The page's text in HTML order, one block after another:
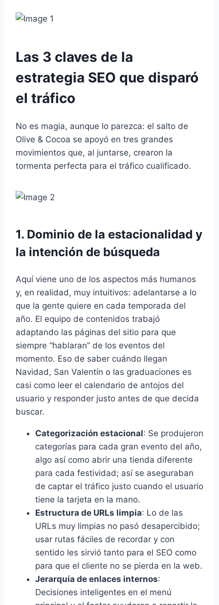
Las 3 claves de la
estrategia SEO que disparó
el tráfico
No es magia, aunque lo parezca: el salto de
Olive & Cocoa se apoyó en tres grandes
movimientos que, al juntarse, crearon la
tormenta perfecta para el tráfico cualificado.
1. Dominio de la estacionalidad y
la intención de búsqueda
Aquí viene uno de los aspectos más humanos
y, en realidad, muy intuitivos: adelantarse a lo
que la gente quiere en cada temporada del
año. El equipo de contenidos trabajó
adaptando las páginas del sitio para que
siempre “hablaran” de los eventos del
momento. Eso de saber cuándo llegan
Navidad, San Valentín o las graduaciones es
casi como leer el calendario de antojos del
usuario y responder justo antes de que decida
buscar.
Categorización estacional: Se produjeron
categorías para cada gran evento del año,
algo así como abrir una tienda diferente
para cada festividad; así se aseguraban
de captar el tráfico justo cuando el usuario
tiene la tarjeta en la mano.
Estructura de URLs limpia: Lo de las
URLs muy limpias no pasó desapercibido;
usar rutas fáciles de recordar y con
sentido les sirvió tanto para el SEO como
para que el cliente no se pierda en la web.
Jerarquía de enlaces internos:
Decisiones inteligentes en el menú